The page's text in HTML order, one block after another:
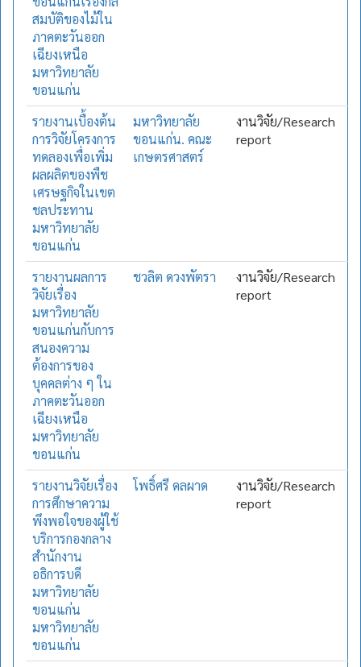
สมบัติของไม้ใน
ภาคตะวันออก
เฉียงเหนือ
มหาวิทยาลัย
ขอนแก่น
รายงานเบื้องต้น
การวิจัยโครงการ
ทดลองเพื่อเพิ่ม
ผลผลิตของพืช
เศรษฐกิจในเขต
ชลประทาน
มหาวิทยาลัย
ขอนแก่น
มหาวิทยาลัย
ขอนแก่น. คณะ
เกษตรศาสตร์
งานวิจัย/Research
report
รายงานผลการ
วิจัยเรื่อง
มหาวิทยาลัย
ขอนแก่นกับการ
สนองความ
ต้องการของ
บุคคลต่าง ๆ ใน
ภาคตะวันออก
เฉียงเหนือ
มหาวิทยาลัย
ขอนแก่น
ชวลิต ดวงพัตรา
งานวิจัย/Research
report
รายงานวิจัยเรื่อง
การศึกษาความ
พึงพอใจของผู้ใช้
บริการกองกลาง
สำนักงาน
อธิการบดี
มหาวิทยาลัย
ขอนแก่น
มหาวิทยาลัย
ขอนแก่น
โพธิ์ศรี ดลผาด
งานวิจัย/Research
report